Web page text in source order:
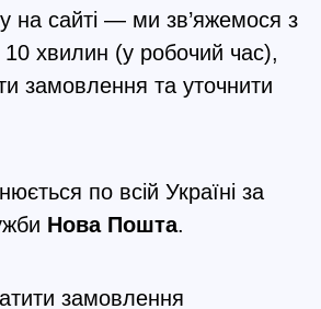
на сайті — ми зв’яжемося з
хвилин (у робочий час),
замовлення та уточнити
по всій Україні за
Нова Пошта.
замовлення